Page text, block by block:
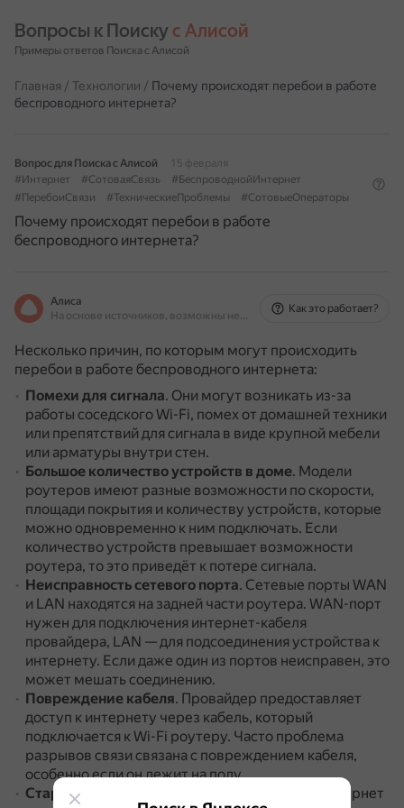
Вопросы к Поиску с Алисой
Примеры ответов Поиска с Алисой
Главная / Технологии / Почему происходят перебои в работе
беспроводного интернета?
Вопрос для Поиска с Алисой
15 февраля
#Интернет
#СотоваяСвязь
#БеспроводнойИнтернет
#ПеребоиСвязи
#ТехническиеПроблемы #СотовыеОператоры
Почему происходят перебои в работе
беспроводного интернета?
Алиса
На основе источников, возможны неточности
Как это работает?
Несколько причин, по которым могут происходить
перебои в работе беспроводного интернета:
Помехи для сигнала. Они могут возникать из-за
работы соседского Wi-Fi, помех от домашней техники
или препятствий для сигнала в виде крупной мебели
или арматуры внутри стен.
Большое количество устройств в доме. Модели
роутеров имеют разные возможности по скорости,
площади покрытия и количеству устройств, которые
можно одновременно к ним подключать. Если
количество устройств превышает возможности
роутера, то это приведёт к потере сигнала.
Неисправность сетевого порта. Сетевые порты WAN
и LAN находятся на задней части роутера. WAN-порт
нужен для подключения интернет-кабеля
провайдера, LAN — для подсоединения устройства к
интернету. Если даже один из портов неисправен, это
может мешать соединению.
Повреждение кабеля. Провайдер предоставляет
доступ к интернету через кабель, который
подключается к Wi-Fi роутеру. Часто проблема
разрывов связи связана с повреждением кабеля,
особенно если он лежит на полу.
Старая прошивка роутера
В таком случае интернет